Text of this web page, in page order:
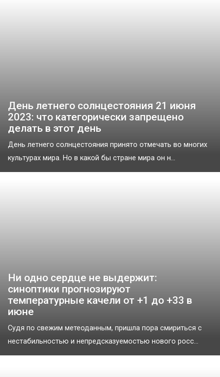
День летнего солнцестояния 21 июня
2023: что категорически запрещено
делать в этот день
День летнего солнцестояния принято отмечать во многих
культурах мира. Но в какой бы стране мира он н...
Ни одно сердце не выдержит:
синоптики прогнозируют
температурные качели от +1 до +33 в
июне
Судя по свежим метеоданным, пришла пора смириться с
нестабильностью и непредсказуемостью нового росс...